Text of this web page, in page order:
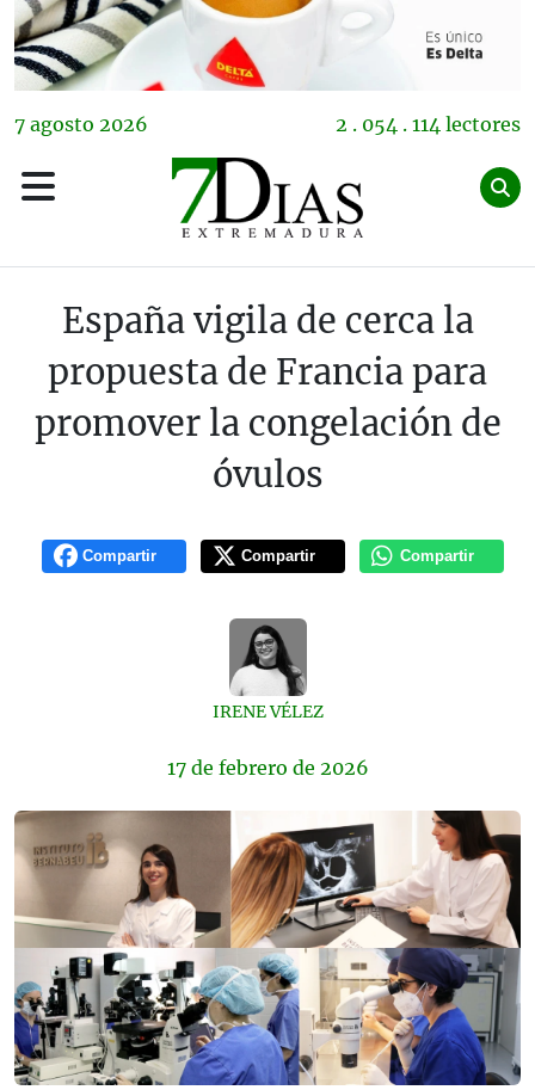
7 agosto 2026 2 . 054 . 114 lectores
España vigila de cerca la
propuesta de Francia para
promover la congelación de
óvulos
Compartir Compartir Compartir
IRENE VÉLEZ
17 de febrero de 2026